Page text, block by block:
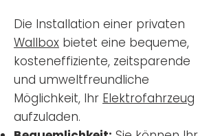
Die Installation einer privaten
Wallbox bietet eine bequeme,
kosteneffiziente, zeitsparende
und umweltfreundliche
Möglichkeit, Ihr Elektrofahrzeug
aufzuladen.